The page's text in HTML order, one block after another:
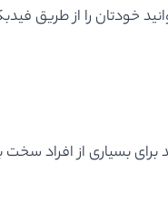
خودتان را از طریق
برای بسیاری از افراد